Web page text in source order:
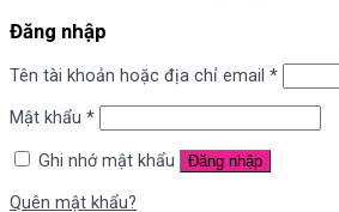
Đăng nhập
Tên tài khoản hoặc địa chỉ email *
Mật khẩu *
Ghi nhớ mật khẩu Đăng nhập
Quên mật khẩu?